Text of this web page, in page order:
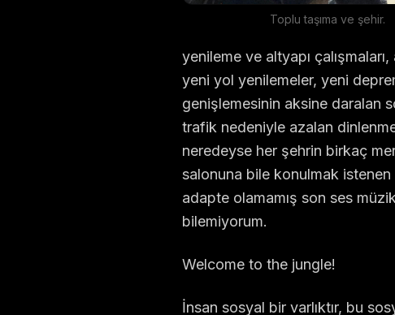
Toplu taşıma ve şehir.
yenileme ve altyapı
yeni yol yenilemeler, yeni
genişlemesinin aksine daralan
trafik nedeniyle azalan
neredeyse her şehrin birkaç
salonuna bile konulmak istenen
adapte olamamış son ses
bilemiyorum.
Welcome to the jungle!
İnsan sosyal bir varlıktır, bu